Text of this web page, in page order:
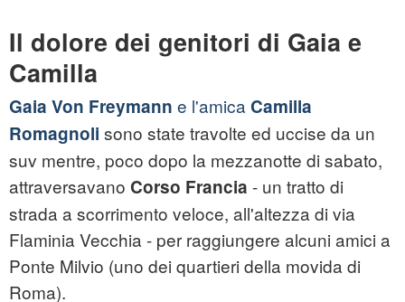
Il dolore dei genitori di Gaia e
Camilla
Gaia Von Freymann e l'amica Camilla
Romagnoli sono state travolte ed uccise da un
suv mentre, poco dopo la mezzanotte di sabato,
attraversavano Corso Francia - un tratto di
strada a scorrimento veloce, all'altezza di via
Flaminia Vecchia - per raggiungere alcuni amici a
Ponte Milvio (uno dei quartieri della movida di
Roma).